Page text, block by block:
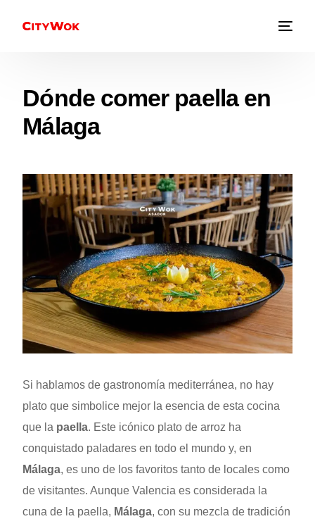
Dónde comer paella en
Málaga
Si hablamos de gastronomía mediterránea, no hay
plato que simbolice mejor la esencia de esta cocina
que la paella. Este icónico plato de arroz ha
conquistado paladares en todo el mundo y, en
Málaga, es uno de los favoritos tanto de locales como
de visitantes. Aunque Valencia es considerada la
cuna de la paella, Málaga, con su mezcla de tradición